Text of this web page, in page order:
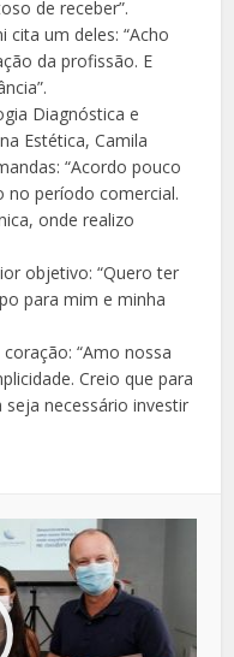
de receber”.
cita um deles: “Acho
da profissão. E
Diagnóstica e
Estética, Camila
“Acordo pouco
no período comercial.
onde realizo
objetivo: “Quero ter
para mim e minha
“Amo nossa
Creio que para
necessário investir